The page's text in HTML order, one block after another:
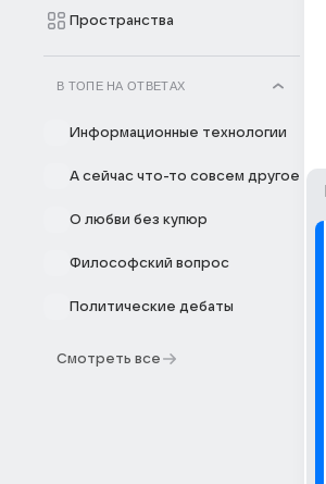
Пространства
В ТОПЕ НА ОТВЕТАХ
Информационные технологии
А сейчас что-то совсем другое
О любви без купюр
Философский вопрос
Политические дебаты
Смотреть все